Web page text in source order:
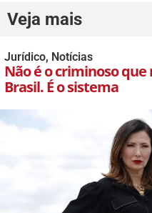
Veja mais
Jurídico, Notícias
Não é o criminoso
Brasil. É o sistema